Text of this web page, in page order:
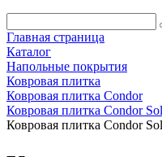
Главная страница
Каталог
Напольные покрытия
Ковровая плитка
Ковровая плитка Condor
Ковровая плитка Condor
Ковровая плитка Condor